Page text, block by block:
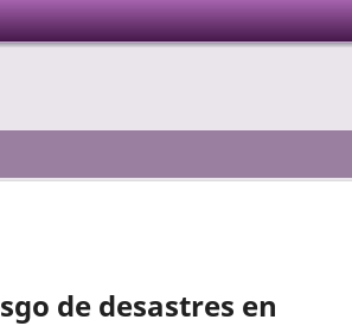
de desastres en